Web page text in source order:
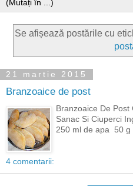
Se afișează postările cu
21 martie 2015
Branzoaice de post
Branzoaice De
Sanac Si Ciuperci
250 ml de apa 50 g
4 comentarii: